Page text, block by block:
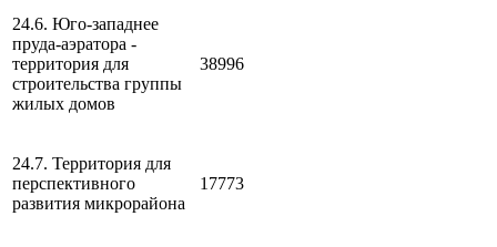
24.6. Юго-западнее
пруда-аэратора -
территория для
строительства группы
жилых домов
38996
24.7. Территория для
перспективного
развития микрорайона
17773